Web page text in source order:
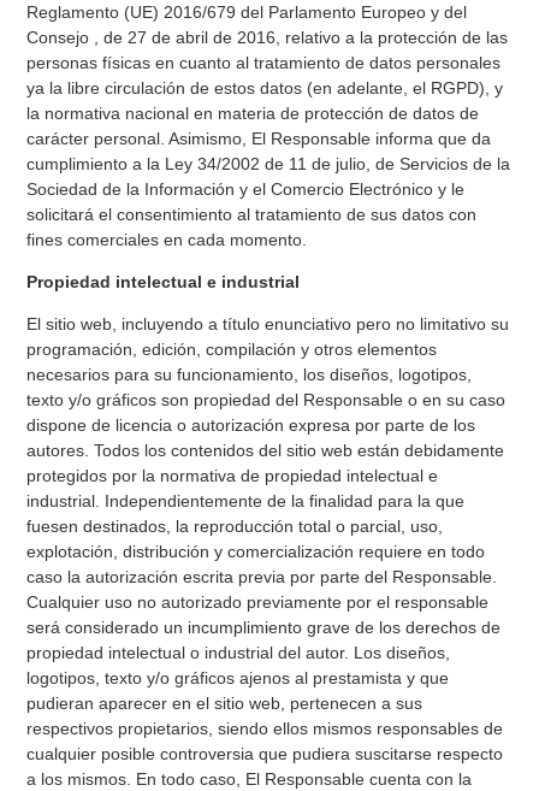
Reglamento (UE) 2016/679 del Parlamento Europeo y del
Consejo , de 27 de abril de 2016, relativo a la protección de las
personas físicas en cuanto al tratamiento de datos personales
ya la libre circulación de estos datos (en adelante, el RGPD), y
la normativa nacional en materia de protección de datos de
carácter personal. Asimismo, El Responsable informa que da
cumplimiento a la Ley 34/2002 de 11 de julio, de Servicios de la
Sociedad de la Información y el Comercio Electrónico y le
solicitará el consentimiento al tratamiento de sus datos con
fines comerciales en cada momento.
Propiedad intelectual e industrial
El sitio web, incluyendo a título enunciativo pero no limitativo su
programación, edición, compilación y otros elementos
necesarios para su funcionamiento, los diseños, logotipos,
texto y/o gráficos son propiedad del Responsable o en su caso
dispone de licencia o autorización expresa por parte de los
autores. Todos los contenidos del sitio web están debidamente
protegidos por la normativa de propiedad intelectual e
industrial. Independientemente de la finalidad para la que
fuesen destinados, la reproducción total o parcial, uso,
explotación, distribución y comercialización requiere en todo
caso la autorización escrita previa por parte del Responsable.
Cualquier uso no autorizado previamente por el responsable
será considerado un incumplimiento grave de los derechos de
propiedad intelectual o industrial del autor. Los diseños,
logotipos, texto y/o gráficos ajenos al prestamista y que
pudieran aparecer en el sitio web, pertenecen a sus
respectivos propietarios, siendo ellos mismos responsables de
cualquier posible controversia que pudiera suscitarse respecto
a los mismos. En todo caso, El Responsable cuenta con la